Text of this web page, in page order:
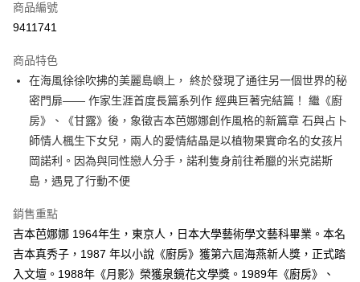
ATM付款
運送方式
付款後全家取貨
每筆NT$60，滿NT$499(含以上)免運費
付款後7-11取貨
每筆NT$60，滿NT$499(含以上)免運費
宅配
每筆NT$100，滿NT$499(含以上)免運費
商品編號
9411741
商品特色
在海風徐徐吹拂的美麗島嶼上， 終於發現了通往另一個世界的秘
密門扉—— 作家生涯首度長篇系列作 經典巨著完結篇！ 繼《廚
房》、《甘露》後，象徵吉本芭娜娜創作風格的新篇章 石與占卜
師情人楓生下女兒，兩人的愛情結晶是以植物果實命名的女孩片
岡諾利。因為與同性戀人分手，諾利隻身前往希臘的米克諾斯
島，遇見了行動不便
銷售重點
吉本芭娜娜 1964年生，東京人，日本大學藝術學文藝科畢業。本名
吉本真秀子，1987 年以小說《廚房》獲第六屆海燕新人獎，正式踏
入文壇。1988年《月影》榮獲泉鏡花文學獎。1989年《廚房》、